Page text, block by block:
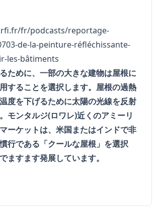
fr/podcasts/reportage-
de-la-peinture-réfléchissante-
les-bâtiments
ために、一部の大きな建物は屋根に
することを選択します。屋根の過熱
度を下げるために太陽の光線を反射
モンタルジ(ロワレ)近くのアミーリ
ーケットは、米国またはインドで非
行である「クールな屋根」を選択
ますます発展しています。